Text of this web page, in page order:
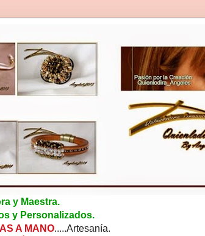
y Maestra.
y Personalizados.
A MANO.....Artesanía.